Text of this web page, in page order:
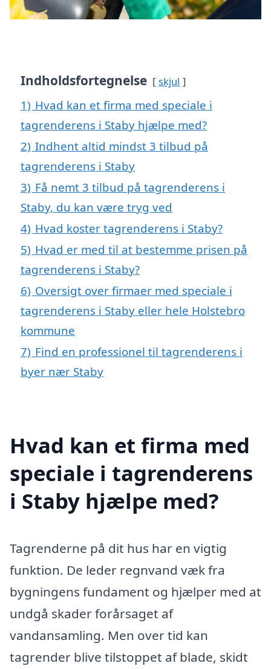
Indholdsfortegnelse skjul
1) Hvad kan et firma med speciale i
tagrenderens i Staby hjælpe med?
2) Indhent altid mindst 3 tilbud på
tagrenderens i Staby
3) Få nemt 3 tilbud på tagrenderens i
Staby, du kan være tryg ved
4) Hvad koster tagrenderens i Staby?
5) Hvad er med til at bestemme prisen på
tagrenderens i Staby?
6) Oversigt over firmaer med speciale i
tagrenderens i Staby eller hele Holstebro
kommune
7) Find en professionel til tagrenderens i
byer nær Staby
Hvad kan et firma med
speciale i tagrenderens
i Staby hjælpe med?
Tagrenderne på dit hus har en vigtig
funktion. De leder regnvand væk fra
bygningens fundament og hjælper med at
undgå skader forårsaget af
vandansamling. Men over tid kan
tagrender blive tilstoppet af blade, skidt